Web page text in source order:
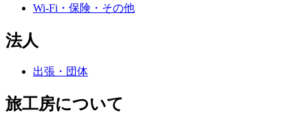
Wi-Fi・保険・その他
法人
出張・団体
旅工房について